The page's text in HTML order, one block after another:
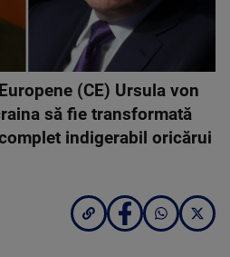
(CE) Ursula von
să fie transformată
indigerabil oricărui